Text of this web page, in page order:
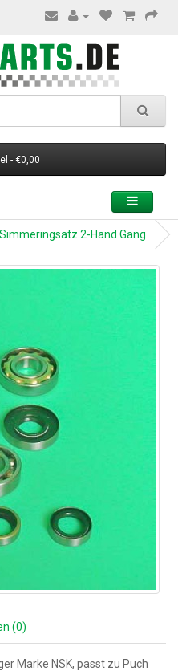
- €0,00
2-Hand Gang
(0)
Marke NSK, passt zu Puch